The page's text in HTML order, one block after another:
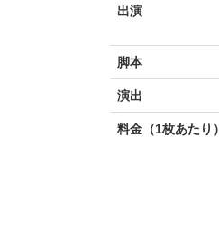
出演
脚本
演出
料金（1枚あたり）